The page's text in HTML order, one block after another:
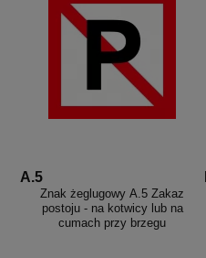
A.5
Znak żeglugowy A.5 Zakaz
postoju - na kotwicy lub na
cumach przy brzegu